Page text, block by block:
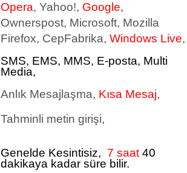
Opera, Yahoo!, Google,
Ownerspost, Microsoft, Mozilla
Firefox, CepFabrika, Windows Live,
SMS, EMS, MMS, E-posta, Multi
Media,
Anlık Mesajlaşma, Kısa Mesaj,
Tahminli metin girişi,
Genelde Kesintisiz, 7 saat 40
dakikaya kadar süre bilir.